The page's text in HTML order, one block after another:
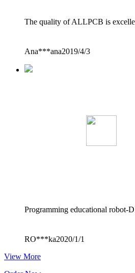
The quality of ALLPCB is
Ana***ana2019/4/3
Programming educational
RO***ka2020/1/1
View More